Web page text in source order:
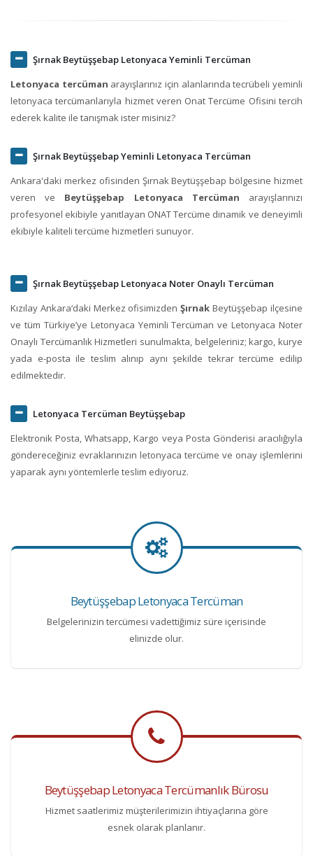
Şırnak Beytüşşebap Letonyaca Yeminli Tercüman
Letonyaca tercüman arayışlarınız için alanlarında tecrübeli yeminli
letonyaca tercümanlarıyla hizmet veren Onat Tercüme Ofisini tercih
ederek kalite ile tanışmak ister misiniz?
Şırnak Beytüşşebap Yeminli Letonyaca Tercüman
Ankara'daki merkez ofisinden Şırnak Beytüşşebap bölgesine hizmet
veren ve Beytüşşebap Letonyaca Tercüman arayışlarınızı
profesyonel ekibiyle yanıtlayan ONAT Tercüme dinamik ve deneyimli
ekibiyle kaliteli tercüme hizmetleri sunuyor.
Şırnak Beytüşşebap Letonyaca Noter Onaylı Tercüman
Kızılay Ankara‘daki Merkez ofisimizdenŞırnak Beytüşşebap ilçesine
ve tüm Türkiye’ye Letonyaca Yeminli Tercüman ve Letonyaca Noter
Onaylı Tercümanlık Hizmetleri sunulmakta, belgeleriniz; kargo, kurye
yada e-posta ile teslim alınıp aynı şekilde tekrar tercüme edilip
edilmektedir.
Letonyaca Tercüman Beytüşşebap
Elektronik Posta, Whatsapp, Kargo veya Posta Gönderisi aracılığıyla
göndereceğiniz evraklarınızın letonyaca tercüme ve onay işlemlerini
yaparak aynı yöntemlerle teslim ediyoruz.
Beytüşşebap Letonyaca Tercüman
Belgelerinizin tercümesi vadettiğimiz süre içerisinde
elinizde olur.
Beytüşşebap Letonyaca Tercümanlık Bürosu
Hizmet saatlerimiz müşterilerimizin ihtiyaçlarına göre
esnek olarak planlanır.